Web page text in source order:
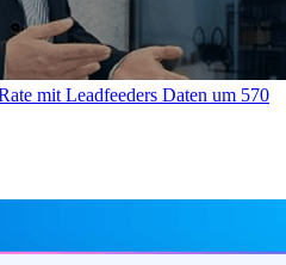
mit Leadfeeders Daten um 570